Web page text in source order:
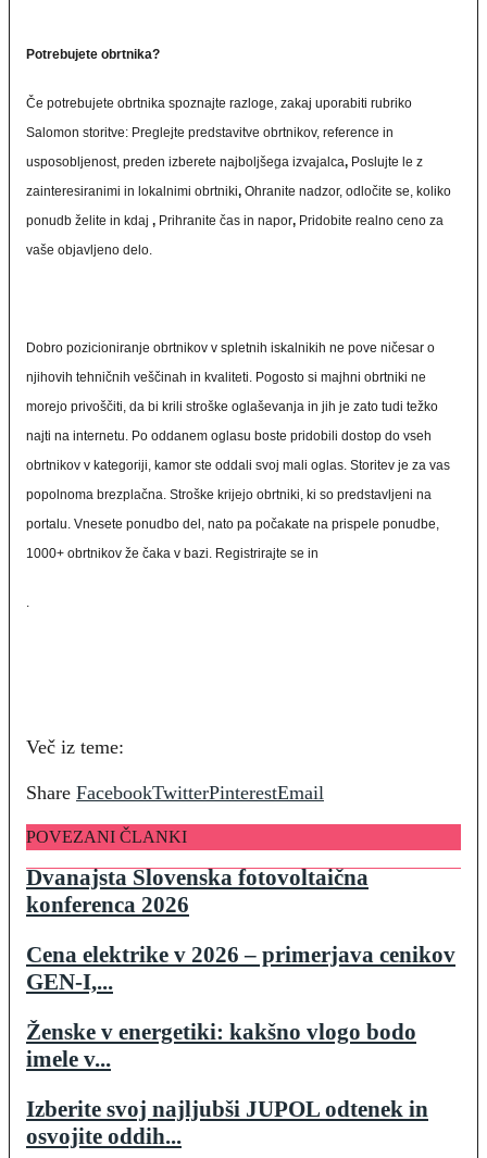
Potrebujete obrtnika?
Če potrebujete obrtnika spoznajte razloge, zakaj uporabiti rubriko
Salomon storitve: Preglejte predstavitve obrtnikov, reference in
usposobljenost, preden izberete najboljšega izvajalca, Poslujte le z
zainteresiranimi in lokalnimi obrtniki, Ohranite nadzor, odločite se, koliko
ponudb želite in kdaj , Prihranite čas in napor, Pridobite realno ceno za
vaše objavljeno delo.
Dobro pozicioniranje obrtnikov v spletnih iskalnikih ne pove ničesar o
njihovih tehničnih veščinah in kvaliteti. Pogosto si majhni obrtniki ne
morejo privoščiti, da bi krili stroške oglaševanja in jih je zato tudi težko
najti na internetu. Po oddanem oglasu boste pridobili dostop do vseh
obrtnikov v kategoriji, kamor ste oddali svoj mali oglas. Storitev je za vas
popolnoma brezplačna. Stroške krijejo obrtniki, ki so predstavljeni na
portalu. Vnesete ponudbo del, nato pa počakate na prispele ponudbe,
1000+ obrtnikov že čaka v bazi. Registrirajte se in
.
Več iz teme:
Share FacebookTwitterPinterestEmail
POVEZANI ČLANKI
Dvanajsta Slovenska fotovoltaična
konferenca 2026
Cena elektrike v 2026 – primerjava cenikov
GEN-I,...
Ženske v energetiki: kakšno vlogo bodo
imele v...
Izberite svoj najljubši JUPOL odtenek in
osvojite oddih...